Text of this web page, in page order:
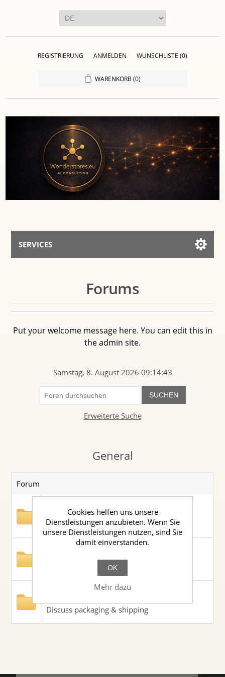
REGISTRIERUNG ANMELDEN WUNSCHLISTE (0)
WARENKORB (0)
SERVICES
Forums
Put your welcome message here. You can edit this in
the admin site.
Samstag, 8. August 2026 09:14:43
SUCHEN
Erweiterte Suche
General
Forum
New Products
Discuss new products and industry trends
Discuss the mobile phone market
Discuss packaging & shipping
Cookies helfen uns unsere
Dienstleistungen anzubieten. Wenn Sie
unsere Dienstleistungen nutzen, sind Sie
damit einverstanden.
OK
Mehr dazu